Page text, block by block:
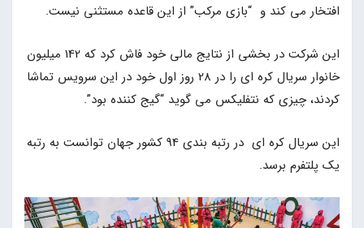
افتخار می کند و “بازی مرکب” از این قاعده مستثنی نیست.
این شرکت در بخشی از نتایج مالی خود فاش کرد که 142 میلیون
خانوار سریال کره ای را در 28 روز اول خود در این سرویس تماشا
کردند، چیزی که نتفلیکس می گوید “گیج کننده بود”.
این سریال کره ای در رتبه بندی 94 کشور جهان توانست به رتبه
یک پلتفرم برسد.